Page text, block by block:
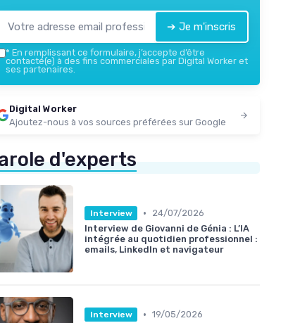
➔ Je m'inscris
* En remplissant ce formulaire, j’accepte d’être
contacté(e) à des fins commerciales par Digital Worker et
ses partenaires.
Digital Worker
Ajoutez-nous à vos sources préférées sur Google
d'experts
Interview •
24/07/2026
Interview de Giovanni de Génia : L’IA
intégrée au quotidien professionnel :
emails, LinkedIn et navigateur
Interview • 19/05/2026